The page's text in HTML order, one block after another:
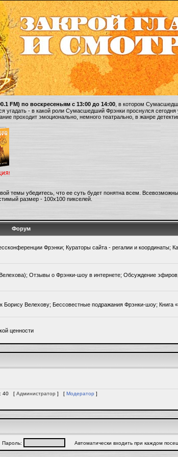
FM) по воскресеньям с 13:00 до 14:00 , в котором
угадать - в какой роли Сумасшедший Фрэнки проснулся
проходит эмоционально, немного театрально, в жанре
темы убедитесь, что ее суть будет понятна всем.
размер - 100х100 пикселей.
Форум
Фрэнки; Кураторы сайта - регалии и координаты;
Отзывы о Фрэнки-шоу в интернете; Обсуждение
Велехову; Бессовестные подражания Фрэнки-шоу; Книга
ценности
40 [ Администратор ] [ Модератор ]
Автоматически входить при каждом